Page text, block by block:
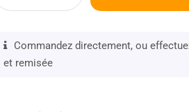
Commandez directement, ou
et remisée